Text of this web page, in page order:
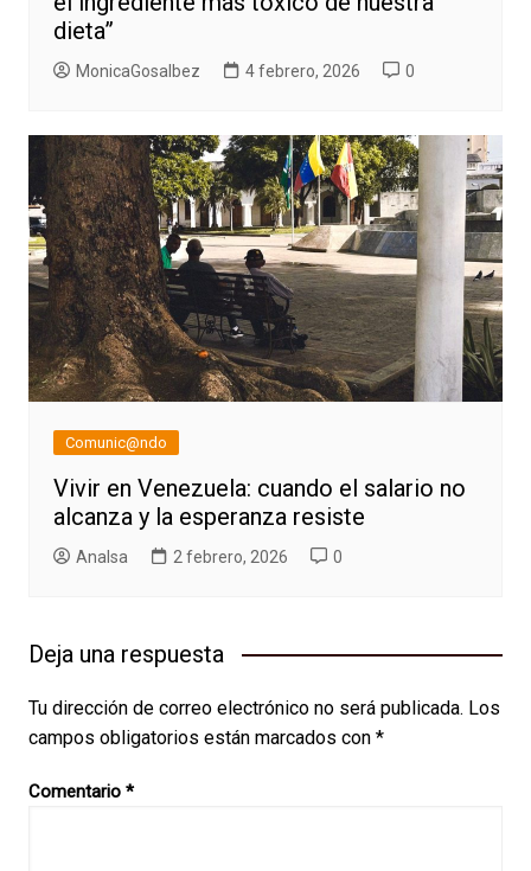
dieta”
MonicaGosalbez 4 febrero, 2026 0
Comunic@ndo
Vivir en Venezuela: cuando el salario no
alcanza y la esperanza resiste
AnaIsa 2 febrero, 2026 0
Deja una respuesta
Tu dirección de correo electrónico no será publicada. Los
campos obligatorios están marcados con *
Comentario *